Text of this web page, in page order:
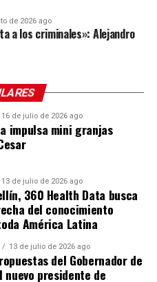
que las personas
las tradiciones que más
nuestros silleteros y
Londoño Rendón,
de Envigado.
son: El Reposo, La
La Cumbre, donde
Jaime Ramírez, Viviana
Salazar, Arístides
William Ríos, Omar
Soto, Edgar Soto y
los guías durante el
de 2026 ago
a los criminales»: Alejandro
16 de julio de 2026 ago
impulsa mini granjas
13 de julio de 2026 ago
360 Health Data busca
del conocimiento
América Latina
13 de julio de 2026 ago
del Gobernador de
presidente de